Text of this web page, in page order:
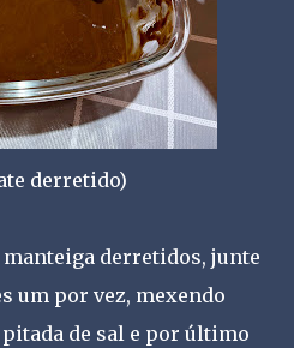
derretido)
manteiga derretidos, junte
um por vez, mexendo
pitada de sal e por último